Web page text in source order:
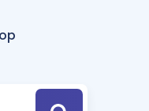
için Öneriler
Tek Takvimde